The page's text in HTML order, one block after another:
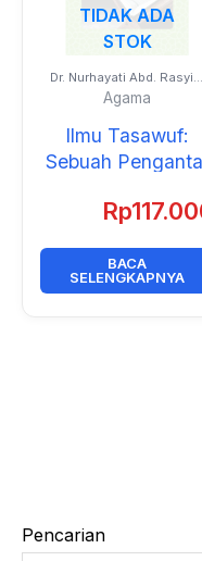
Pencarian
TIDAK ADA
STOK
Dr. Nurhayati Abd. Rasyid,
S.Ag., M.Fil.I.
Agama
Ilmu Tasawuf:
Sebuah
Rp
BACA
SELENGKAPNYA